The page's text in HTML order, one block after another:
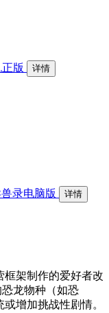
版 详情
录电脑版 详情
框架制作的爱好者改
龙物种（如恐
增加挑战性剧情。